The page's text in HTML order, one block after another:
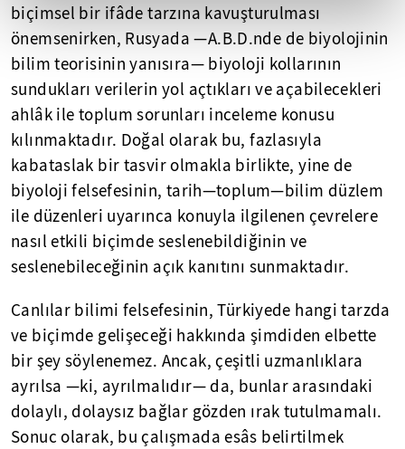
biçimsel bir ifâde tarzına kavuşturulması
önemsenirken, Rusyada —A.B.D.nde de biyolojinin
bilim teorisinin yanısıra— biyoloji kollarının
sundukları verilerin yol açtıkları ve açabilecekleri
ahlâk ile toplum sorunları inceleme konusu
kılınmaktadır. Doğal olarak bu, fazlasıyla
kabataslak bir tasvir olmakla birlikte, yine de
biyoloji felsefesinin, tarih—toplum—bilim düzlem
ile düzenleri uyarınca konuyla ilgilenen çevrelere
nasıl etkili biçimde seslenebildiğinin ve
seslenebileceğinin açık kanıtını sunmaktadır.
Canlılar bilimi felsefesinin, Türkiyede hangi tarzda
ve biçimde gelişeceği hakkında şimdiden elbette
bir şey söylenemez. Ancak, çeşitli uzmanlıklara
ayrılsa —ki, ayrılmalıdır— da, bunlar arasındaki
dolaylı, dolaysız bağlar gözden ırak tutulmamalı.
Sonuc olarak, bu çalışmada esâs belirtilmek